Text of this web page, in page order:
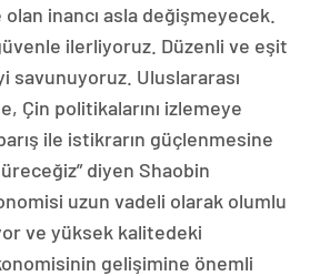
inancı asla değişmeyecek.
ilerliyoruz. Düzenli ve eşit
savunuyoruz. Uluslararası
Çin politikalarını izlemeye
ile istikrarın güçlenmesine
diyen Shaobin
uzun vadeli olarak olumlu
ve yüksek kalitedeki
gelişimine önemli